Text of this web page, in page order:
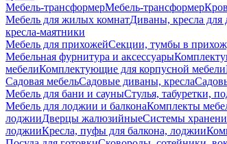
Мебель-трансформерМебель-трансформер
Мебель для жилых комнатДиваны, кресла для
кресла-маятники
Мебель для прихожейСекции, тумбы в
Мебельная фурнитура и аксессуары
мебелиКомплектующие для корпусной мебели
Садовая мебельСадовые диваны, кресла
Мебель для бани и сауныСтулья, табуретки,
Мебель для лоджии и балконаКомплекты
лоджииДверцы жалюзийныеСистемы
лоджииКресла, пуфы для балкона, лоджии